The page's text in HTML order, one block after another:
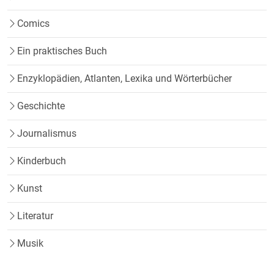
Comics
Ein praktisches Buch
Enzyklopädien, Atlanten, Lexika und Wörterbücher
Geschichte
Journalismus
Kinderbuch
Kunst
Literatur
Musik